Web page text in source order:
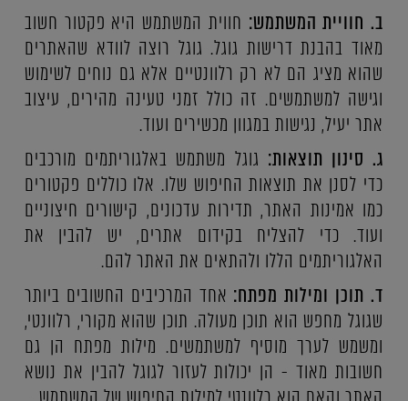
ב. חוויית המשתמש: חווית המשתמש היא פקטור חשוב
מאוד בהבנת דרישות גוגל. גוגל רוצה לוודא שהאתרים
שהוא מציג הם לא רק רלוונטיים אלא גם נוחים לשימוש
וגישה למשתמשים. זה כולל זמני טעינה מהירים, עיצוב
אתר יעיל, נגישות במגוון מכשירים ועוד.
ג. סינון תוצאות: גוגל משתמש באלגוריתמים מורכבים
כדי לסנן את תוצאות החיפוש שלו. אלו כוללים פקטורים
כמו אמינות האתר, תדירות עדכונים, קישורים חיצוניים
ועוד. כדי להצליח בקידום אתרים, יש להבין את
האלגוריתמים הללו ולהתאים את האתר להם.
ד. תוכן ומילות מפתח: אחד המרכיבים החשובים ביותר
שגוגל מחפש הוא תוכן מעולה. תוכן שהוא מקורי, רלוונטי,
ומשמש לערך מוסיף למשתמשים. מילות מפתח הן גם
חשובות מאוד - הן יכולות לעזור לגוגל להבין את נושא